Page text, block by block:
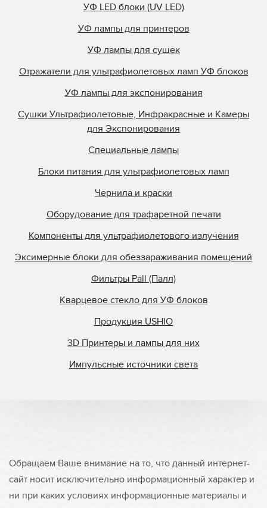
УФ LED блоки (UV LED)
УФ лампы для принтеров
УФ лампы для сушек
Отражатели для ультрафиолетовых ламп УФ блоков
УФ лампы для экспонирования
Сушки Ультрафиолетовые, Инфракрасные и Камеры
для Экспонирования
Специальные лампы
Блоки питания для ультрафиолетовых ламп
Чернила и краски
Оборудование для трафаретной печати
Компоненты для ультрафиолетового излучения
Эксимерные блоки для обеззараживания помещений
Фильтры Pall (Палл)
Кварцевое стекло для УФ блоков
Продукция USHIO
3D Принтеры и лампы для них
Импульсные источники света
Обращаем Ваше внимание на то, что данный интернет-
сайт носит исключительно информационный характер и
ни при каких условиях информационные материалы и